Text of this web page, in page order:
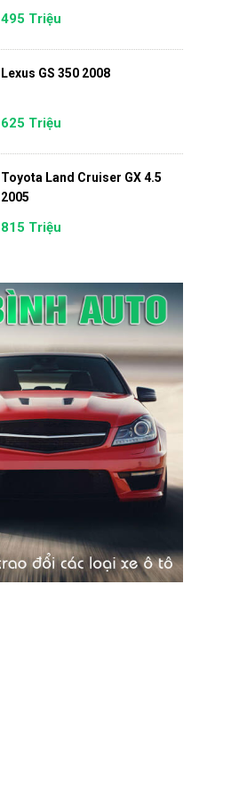
495 Triệu
Lexus GS 350 2008
625 Triệu
Toyota Land Cruiser GX 4.5
2005
815 Triệu